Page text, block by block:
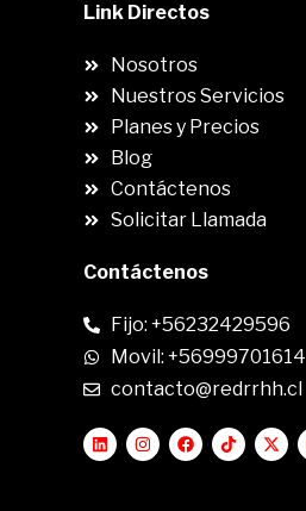
Link Directos
Nosotros
Nuestros Servicios
Planes y Precios
Blog
Contáctenos
Solicitar Llamada
Contáctenos
Fijo: +56232429596
Movil: +56999701614
contacto@redrrhh.cl